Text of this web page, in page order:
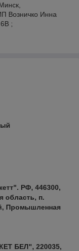
Возничко Инна
;
РФ, 446300,
область, п.
Промышленная
БЕЛ", 220035,